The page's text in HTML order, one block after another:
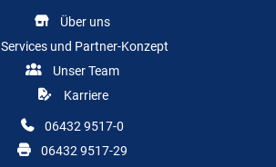
Über uns
Services und Partner-Konzept
Unser Team
Karriere
06432 9517-0
06432 9517-29